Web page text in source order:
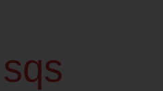
sqs